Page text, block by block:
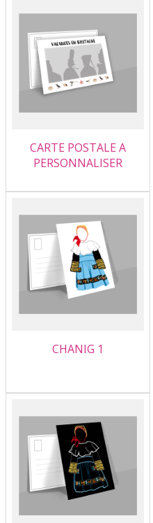
CARTE POSTALE A
PERSONNALISER
CHANIG 1